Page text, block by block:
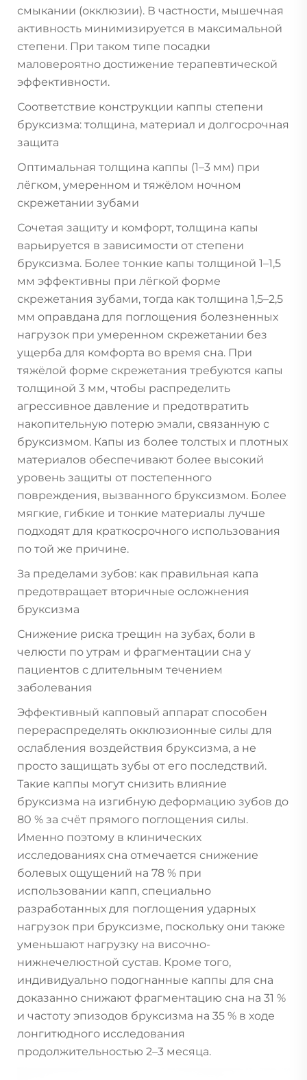
смыкании (окклюзии). В частности, мышечная
активность минимизируется в максимальной
степени. При таком типе посадки
маловероятно достижение терапевтической
эффективности.
Соответствие конструкции каппы степени
бруксизма: толщина, материал и долгосрочная
защита
Оптимальная толщина каппы (1–3 мм) при
лёгком, умеренном и тяжёлом ночном
скрежетании зубами
Сочетая защиту и комфорт, толщина капы
варьируется в зависимости от степени
бруксизма. Более тонкие капы толщиной 1–1,5
мм эффективны при лёгкой форме
скрежетания зубами, тогда как толщина 1,5–2,5
мм оправдана для поглощения болезненных
нагрузок при умеренном скрежетании без
ущерба для комфорта во время сна. При
тяжёлой форме скрежетания требуются капы
толщиной 3 мм, чтобы распределить
агрессивное давление и предотвратить
накопительную потерю эмали, связанную с
бруксизмом. Капы из более толстых и плотных
материалов обеспечивают более высокий
уровень защиты от постепенного
повреждения, вызванного бруксизмом. Более
мягкие, гибкие и тонкие материалы лучше
подходят для краткосрочного использования
по той же причине.
За пределами зубов: как правильная капа
предотвращает вторичные осложнения
бруксизма
Снижение риска трещин на зубах, боли в
челюсти по утрам и фрагментации сна у
пациентов с длительным течением
заболевания
Эффективный капповый аппарат способен
перераспределять окклюзионные силы для
ослабления воздействия бруксизма, а не
просто защищать зубы от его последствий.
Такие каппы могут снизить влияние
бруксизма на изгибную деформацию зубов до
80 % за счёт прямого поглощения силы.
Именно поэтому в клинических
исследованиях сна отмечается снижение
болевых ощущений на 78 % при
использовании капп, специально
разработанных для поглощения ударных
нагрузок при бруксизме, поскольку они также
уменьшают нагрузку на височно-
нижнечелюстной сустав. Кроме того,
индивидуально подогнанные каппы для сна
доказанно снижают фрагментацию сна на 31 %
и частоту эпизодов бруксизма на 35 % в ходе
лонгитюдного исследования
продолжительностью 2–3 месяца.